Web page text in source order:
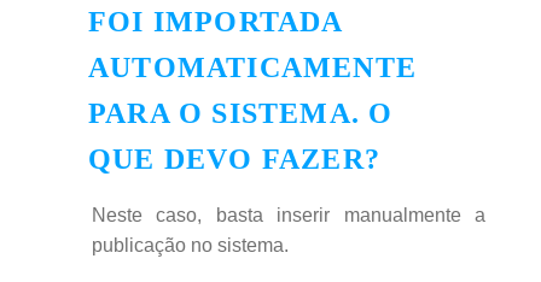
FOI IMPORTADA
AUTOMATICAMENTE
PARA O SISTEMA. O
QUE DEVO FAZER?
Neste caso, basta inserir manualmente a
publicação no sistema.